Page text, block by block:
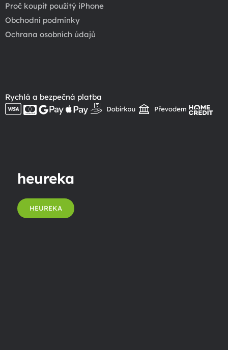
Proč koupit použitý iPhone
Obchodní podmínky
Ochrana osobních údajů
Rychlá a bezpečná platba
heureka
HEUREKA